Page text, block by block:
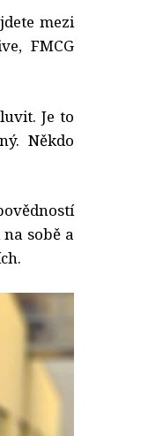
mezi
FMCG
Je to
Někdo
sobě a